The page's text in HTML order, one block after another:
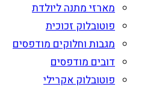
מארזי מתנה ליולדת
פוטובלוק זכוכית
מגבות וחלוקים מודפסים
דובים מודפסים
פוטובלוק אקרילי